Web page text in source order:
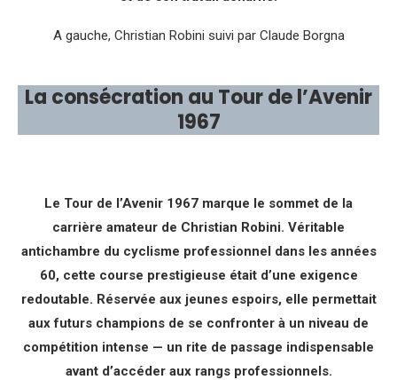
A gauche, Christian Robini suivi par Claude Borgna
La consécration au Tour de l’Avenir
1967
Le Tour de l’Avenir 1967 marque le sommet de la
carrière amateur de Christian Robini. Véritable
antichambre du cyclisme professionnel dans les années
60, cette course prestigieuse était d’une exigence
redoutable. Réservée aux jeunes espoirs, elle permettait
aux futurs champions de se confronter à un niveau de
compétition intense — un rite de passage indispensable
avant d’accéder aux rangs professionnels.